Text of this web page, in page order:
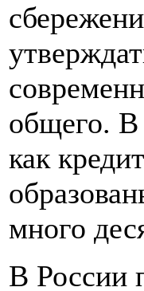
общего. В
как
много
В России